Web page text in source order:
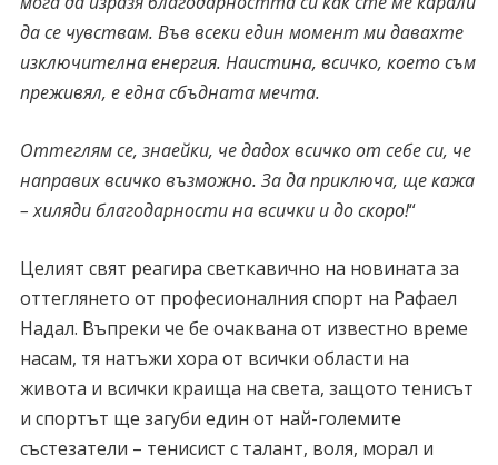
да се чувствам. Във всеки един момент ми давахте
изключителна енергия. Наистина, всичко, което съм
преживял, е една сбъдната мечта.
Оттеглям се, знаейки, че дадох всичко от себе си, че
направих всичко възможно. За да приключа, ще кажа
– хиляди благодарности на всички и до скоро!“
Целият свят реагира светкавично на новината за
оттеглянето от професионалния спорт на Рафаел
Надал. Въпреки че бе очаквана от известно време
насам, тя натъжи хора от всички области на
живота и всички краища на света, защото тенисът
и спортът ще загуби един от най-големите
състезатели – тенисист с талант, воля, морал и